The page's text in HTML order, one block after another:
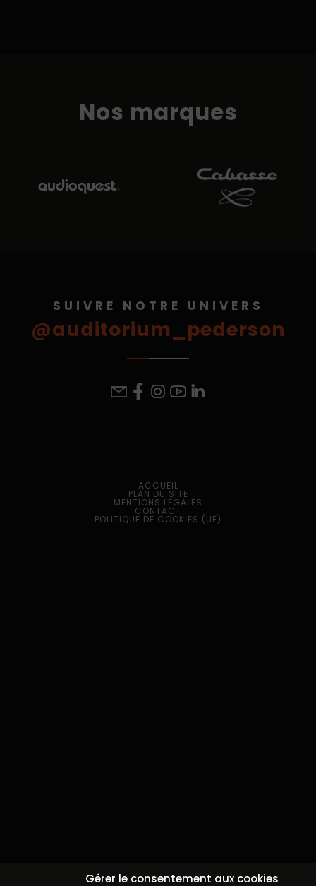
Gérer le consentement aux cookies
Nos marques
SUIVRE NOTRE UNIVERS
@auditorium_pederson
ACCUEIL
PLAN DU SITE
MENTIONS LÉGALES
CONTACT
POLITIQUE DE COOKIES (UE)